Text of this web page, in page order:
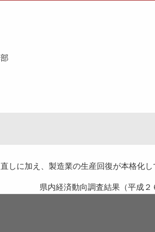
しに加え、製造業の生産回復が本格化
県内経済動向調査結果（平成２